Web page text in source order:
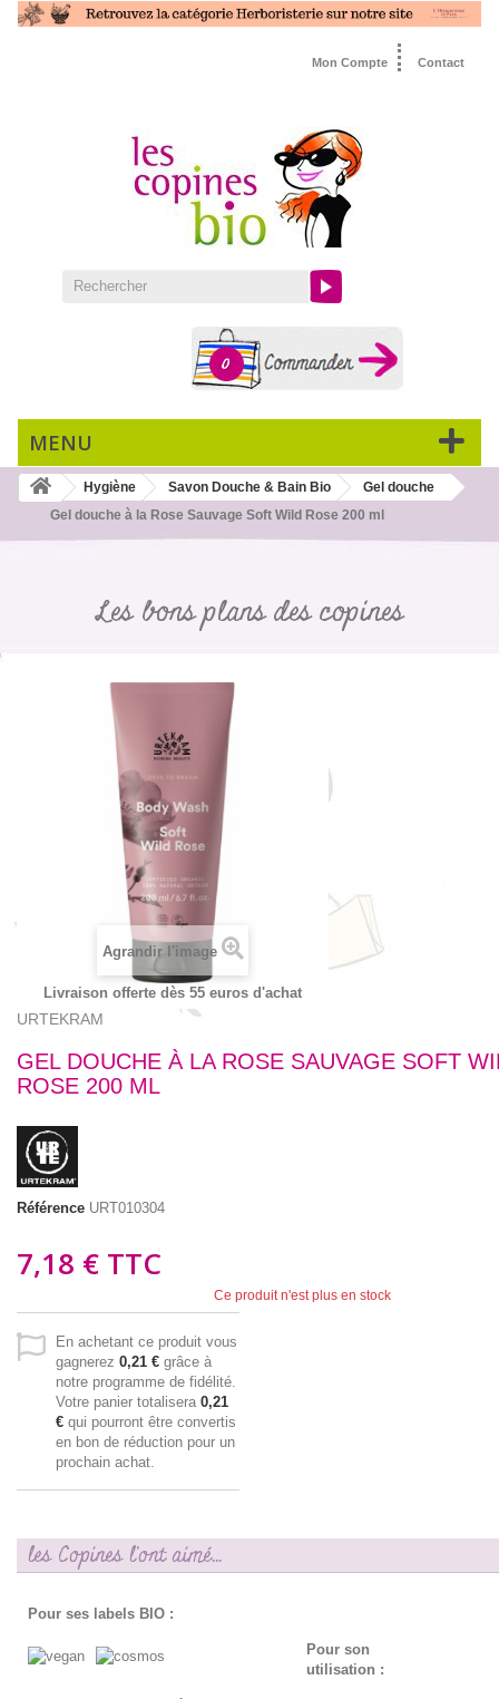
Contact
Mon Compte
0
MENU
Hygiène Savon Douche & Bain Bio
Gel douche
Gel douche à la Rose Sauvage Soft Wild Rose 200 ml
Les bons plans des copines
Agrandir l'image
Livraison offerte dès 55 euros d'achat
URTEKRAM
GEL DOUCHE À LA ROSE SAUVAGE SOFT
ROSE 200 ML
Référence URT010304
7,18 € TTC
Ce produit n'est plus en stock
En achetant ce produit vous
gagnerez 0,21 € grâce à
notre programme de fidélité.
Votre panier totalisera 0,21
€ qui pourront être convertis
en bon de réduction pour un
prochain achat.
les Copines l'ont aimé...
Pour ses labels BIO :
Pour son
utilisation :